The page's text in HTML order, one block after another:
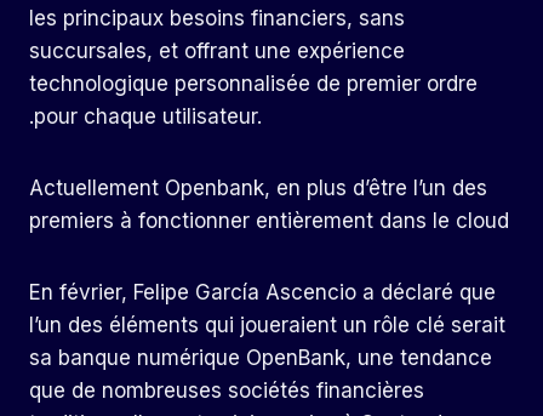
les principaux besoins financiers, sans
succursales, et offrant une expérience
technologique personnalisée de premier ordre
.pour chaque utilisateur.
Actuellement Openbank, en plus d’être l’un des
premiers à fonctionner entièrement dans le cloud
En février, Felipe García Ascencio a déclaré que
l’un des éléments qui joueraient un rôle clé serait
sa banque numérique OpenBank, une tendance
que de nombreuses sociétés financières